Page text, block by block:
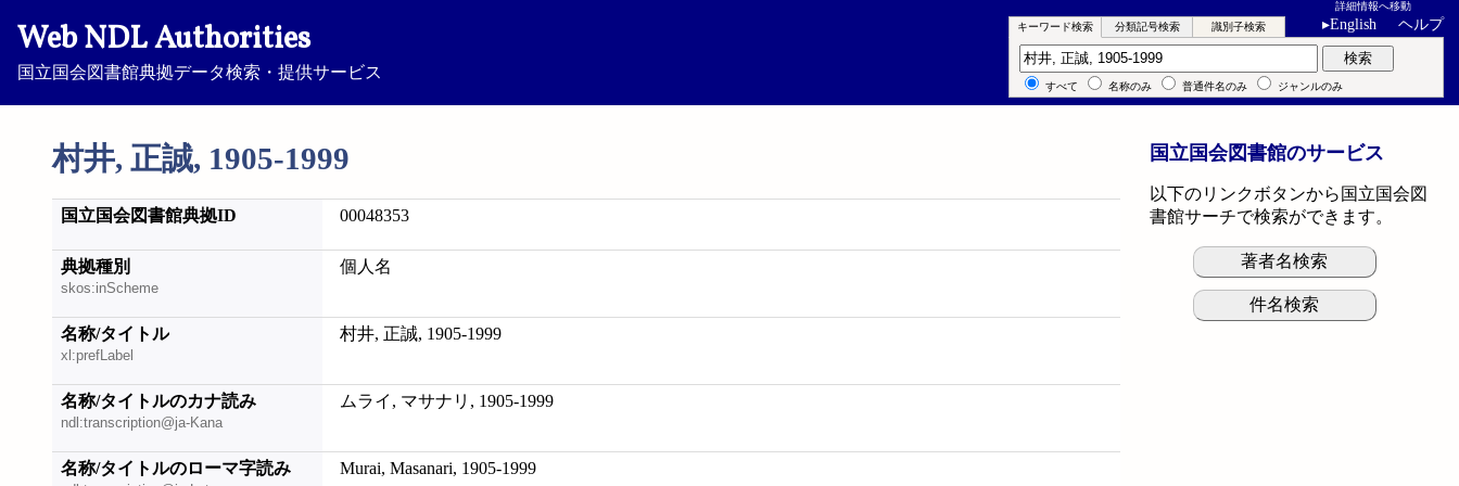
Web NDL Authorities
国立国会図書館典拠データ検索・提供サービス
詳細情報へ移動
▸English ヘルプ
村井, 正誠, 1905-1999
キーワード検索 分類記号検索 識別子検索
キーワード検索 検索
すべて 名称のみ 普通件名のみ ジャンルのみ
国立国会図書館典拠ID 00048353
典拠種別
skos:inScheme
個人名
名称/タイトル
xl:prefLabel
村井, 正誠, 1905-1999
名称/タイトルのカナ読み
ndl:transcription@ja-Kana
ムライ, マサナリ, 1905-1999
名称/タイトルのローマ字読み Murai, Masanari, 1905-1999
国立国会図書館のサービス
以下のリンクボタンから国立国会図
書館サーチで検索ができます。
著者名検索
件名検索